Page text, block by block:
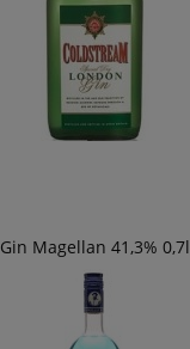
Gin Magellan 41,3% 0,7l